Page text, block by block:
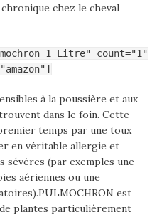
chez le cheval
1 Litre" count="1"
à la poussière et aux
dans le foin. Cette
temps par une toux
en véritable allergie et
(par exemples une
aériennes ou une
est
plantes particulièrement